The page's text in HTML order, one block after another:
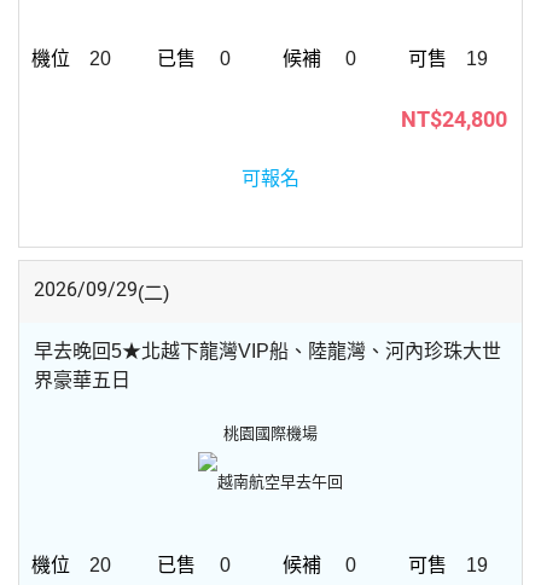
20 0 0 19
NT$24,800
可報名
2026/09/29(二)
早去晚回5★北越下龍灣VIP船、陸龍灣、河內珍珠大世
界豪華五日
桃園國際機場
越南航空早去午回
20 0 0 19